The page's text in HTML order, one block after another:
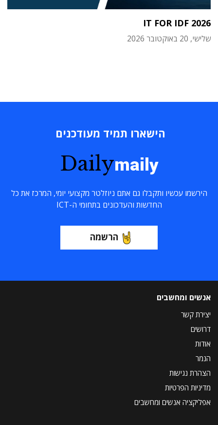
IT FOR IDF 2026
שלישי, 20 באוקטובר 2026
הישארו תמיד מעודכנים
Dailymaily
הירשמו עכשיו ותקבלו גם אתם ניוזלטר מקצועי יומי, המרכז את כל
החדשות והעדכונים בתחומי ה-ICT
הרשמה
אנשים ומחשבים
יצירת קשר
דרושים
אודות
הנמר
הצהרת נגישות
מדיניות הפרטיות
אפליקציה אנשים ומחשבים